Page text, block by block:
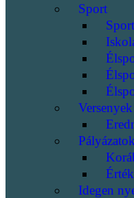
Sport
Versenyek
Pályázatok
Idegen